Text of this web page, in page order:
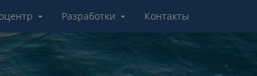
Разработки Контакты